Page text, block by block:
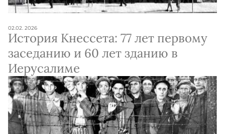
02.02. 2026
История Кнессета: 77 лет первому
заседанию и 60 лет зданию в
Иерусалиме